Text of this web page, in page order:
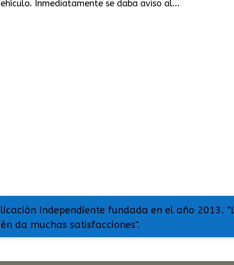
Inmediatamente se daba aviso al...
Independiente fundada en el año 2013.
da muchas satisfacciones".